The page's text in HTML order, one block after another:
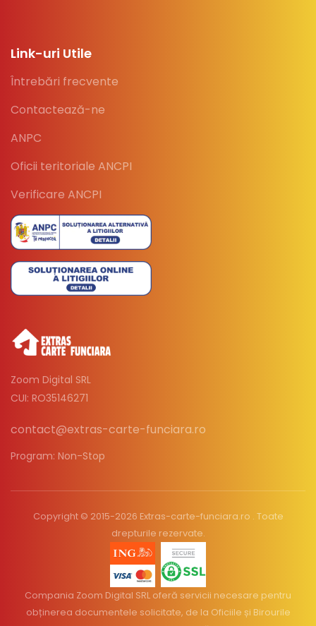
Link-uri Utile
Întrebări frecvente
Contactează-ne
ANPC
Oficii teritoriale ANCPI
Verificare ANCPI
Zoom Digital SRL
CUI: RO35146271
contact@extras-carte-funciara.ro
Program: Non-Stop
Copyright © 2015-2026 Extras-carte-funciara.ro . Toate
drepturile rezervate.
Compania Zoom Digital SRL oferă servicii necesare pentru
obținerea documentele solicitate, de la Oficiile și Birourile